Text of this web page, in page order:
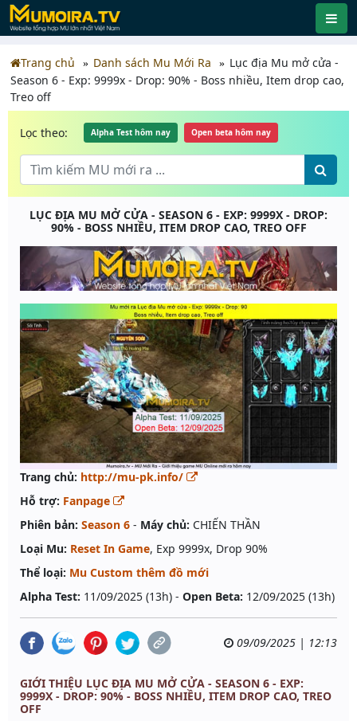
Trang chủ Danh sách Mu Mới Ra
Lục địa Mu mở cửa -
Season 6 - Exp: 9999x - Drop: 90% - Boss nhiều, Item drop cao,
Treo off
Lọc theo: Alpha Test hôm nay Open beta hôm nay
LỤC ĐỊA MU MỞ CỬA - SEASON 6 - EXP: 9999X - DROP:
90% - BOSS NHIỀU, ITEM DROP CAO, TREO OFF
Trang chủ: http://mu-pk.info/
Hỗ trợ: Fanpage
Phiên bản: Season 6 - Máy chủ: CHIẾN THẦN
Loại Mu: Reset In Game, Exp 9999x, Drop 90%
Thể loại: Mu Custom thêm đồ mới
Alpha Test: 11/09/2025 (13h) - Open Beta: 12/09/2025 (13h)
09/09/2025 | 12:13
GIỚI THIỆU LỤC ĐỊA MU MỞ CỬA - SEASON 6 - EXP:
9999X - DROP: 90% - BOSS NHIỀU, ITEM DROP CAO, TREO
OFF